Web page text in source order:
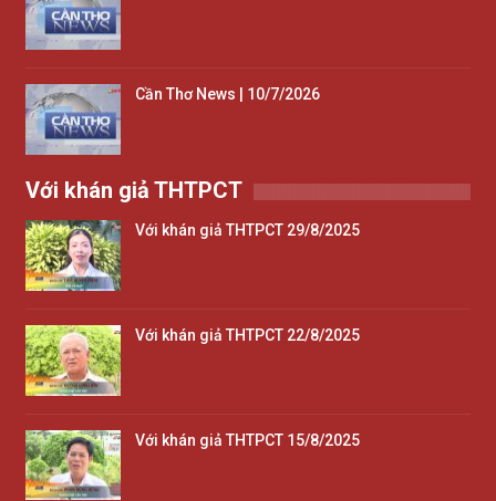
Cần Thơ News | 10/7/2026
Với khán giả THTPCT
Với khán giả THTPCT 29/8/2025
Với khán giả THTPCT 22/8/2025
Với khán giả THTPCT 15/8/2025